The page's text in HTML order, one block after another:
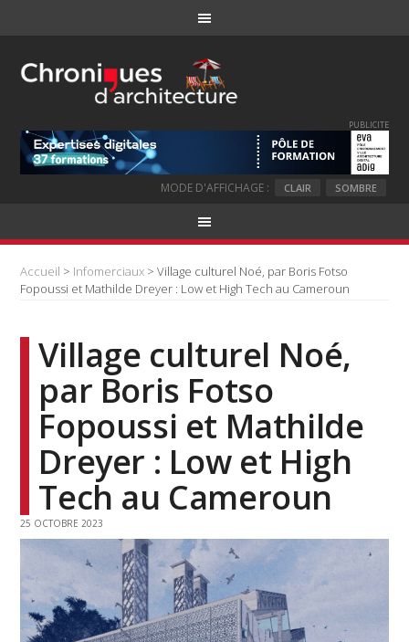
PUBLICITE
MODE D'AFFICHAGE : CLAIR SOMBRE
Accueil > Infomerciaux > Village culturel Noé, par Boris Fotso
Fopoussi et Mathilde Dreyer : Low et High Tech au Cameroun
Village culturel Noé,
par Boris Fotso
Fopoussi et Mathilde
Dreyer : Low et High
Tech au Cameroun
25 OCTOBRE 2023